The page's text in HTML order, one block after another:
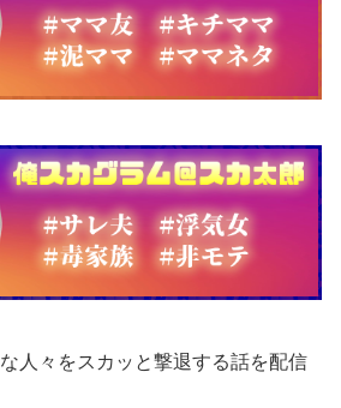
人々をスカッと撃退する話を配信